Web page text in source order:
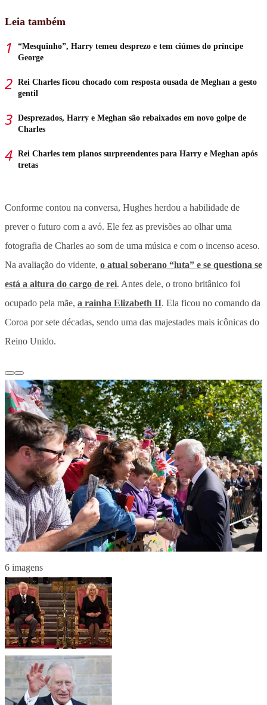
Leia também
“Mesquinho”, Harry temeu desprezo e tem ciúmes do príncipe
George
Rei Charles ficou chocado com resposta ousada de Meghan a gesto
gentil
Desprezados, Harry e Meghan são rebaixados em novo golpe de
Charles
Rei Charles tem planos surpreendentes para Harry e Meghan após
tretas
Conforme contou na conversa, Hughes herdou a habilidade de
prever o futuro com a avó. Ele fez as previsões ao olhar uma
fotografia de Charles ao som de uma música e com o incenso aceso.
Na avaliação do vidente, o atual soberano “luta” e se questiona se
está a altura do cargo de rei. Antes dele, o trono britânico foi
ocupado pela mãe, a rainha Elizabeth II. Ela ficou no comando da
Coroa por sete décadas, sendo uma das majestades mais icônicas do
Reino Unido.
6 imagens